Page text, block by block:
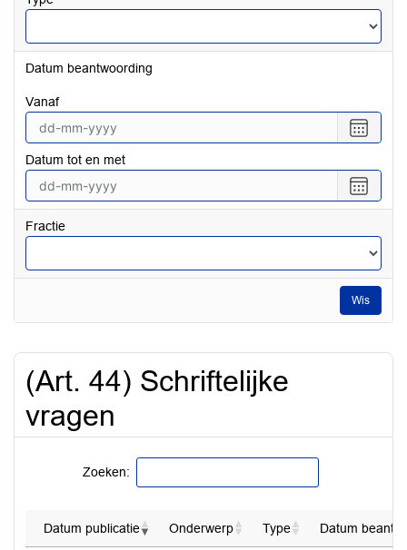
Datum beantwoording
vanaf
een
vanaf
Datum tot en met
een
tot
en
met
Fractie
Wis
(Art. 44) Schriftelijke
vragen
Zoeken:
Datum publicatie Onderwerp Type Datum